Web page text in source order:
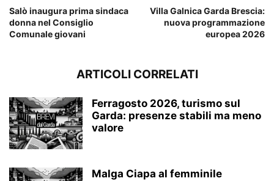
Salò inaugura prima sindaca
donna nel Consiglio
Comunale giovani
Villa Galnica Garda Brescia:
nuova programmazione
europea 2026
ARTICOLI CORRELATI
Ferragosto 2026, turismo sul
Garda: presenze stabili ma meno
valore
Malga Ciapa al femminile